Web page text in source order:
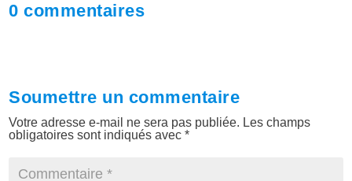
0 commentaires
Soumettre un commentaire
Votre adresse e-mail ne sera pas publiée. Les champs
obligatoires sont indiqués avec*